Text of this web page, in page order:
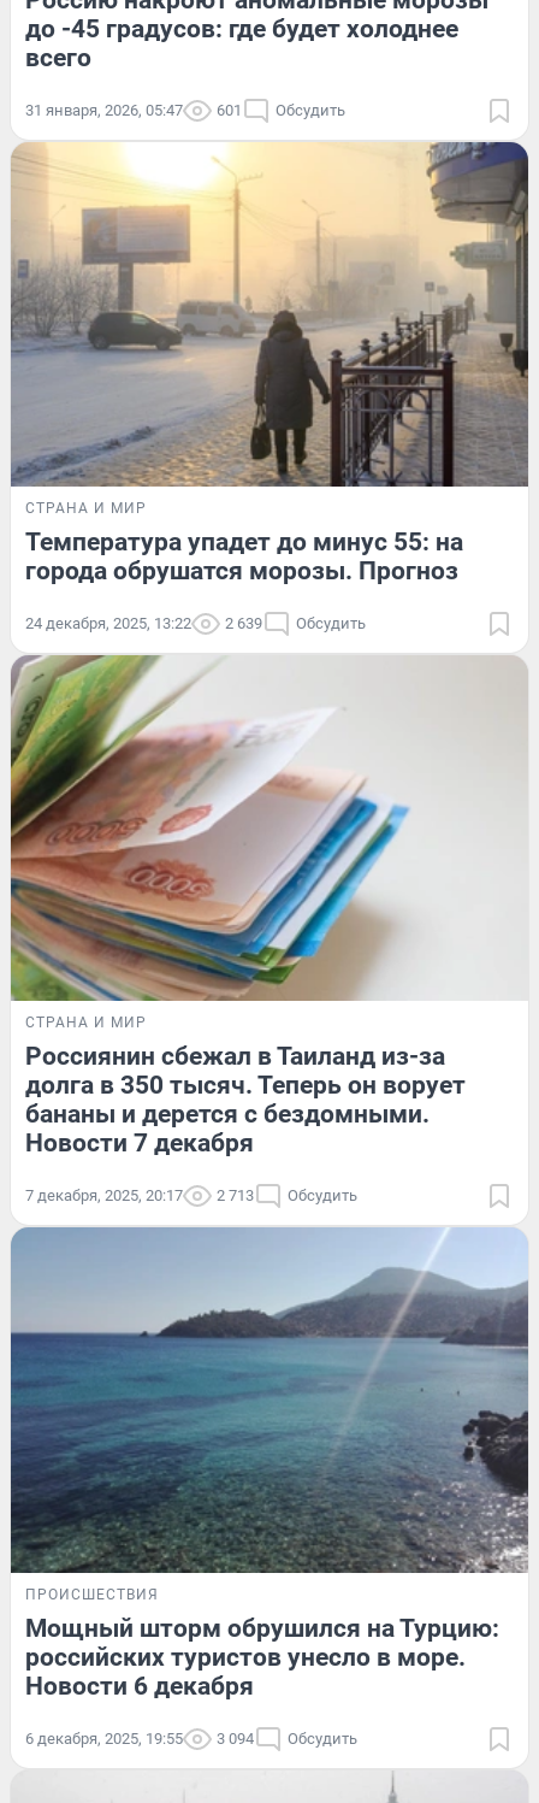
до -45 градусов: где будет холоднее
всего
31 января, 2026, 05:47 601 Обсудить
СТРАНА И МИР
Температура упадет до минус 55: на
города обрушатся морозы. Прогноз
24 декабря, 2025, 13:22 2 639 Обсудить
СТРАНА И МИР
Россиянин сбежал в Таиланд из-за
долга в 350 тысяч. Теперь он ворует
бананы и дерется с бездомными.
Новости 7 декабря
7 декабря, 2025, 20:17 2 713 Обсудить
ПРОИСШЕСТВИЯ
Мощный шторм обрушился на Турцию:
российских туристов унесло в море.
Новости 6 декабря
6 декабря, 2025, 19:55 3 094 Обсудить